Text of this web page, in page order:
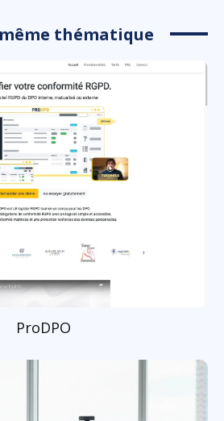
thématique
ProDPO